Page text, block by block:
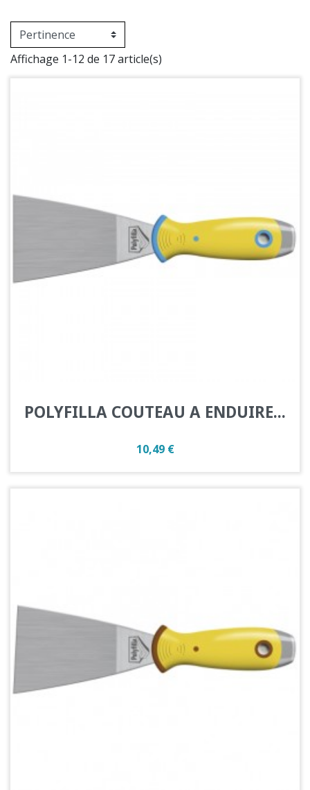
Affichage 1-12 de 17 article(s)
POLYFILLA COUTEAU A ENDUIRE...
Prix
10,49 €